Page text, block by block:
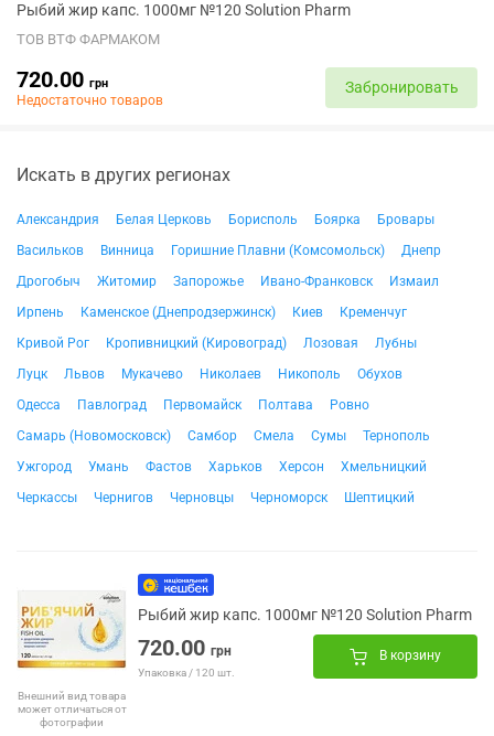
Рыбий жир капс. 1000мг №120 Solution Pharm
ТОВ ВТФ ФАРМАКОМ
720.00 грн
Недостаточно товаров
Забронировать
Искать в других регионах
Александрия Белая Церковь Борисполь Боярка
Бровары
Васильков
Винница Горишние Плавни (Комсомольск)
Днепр
Дрогобыч
Житомир Запорожье Ивано-Франковск
Измаил
Ирпень
Каменское (Днепродзержинск) Киев
Кременчуг
Кривой Рог
Кропивницкий (Кировоград) Лозовая
Лубны
Луцк
Львов Мукачево Николаев Никополь
Обухов
Одесса
Павлоград Первомайск Полтава
Ровно
Самарь (Новомосковск)
Самбор Смела Сумы
Тернополь
Ужгород
Умань Фастов Харьков Херсон
Хмельницкий
Черкассы
Чернигов Черновцы Черноморск Шептицкий
Внешний вид товара
может отличаться от
фотографии
Рыбий жир капс. 1000мг №120 Solution Pharm
720.00 грн
Упаковка / 120 шт.
В корзину